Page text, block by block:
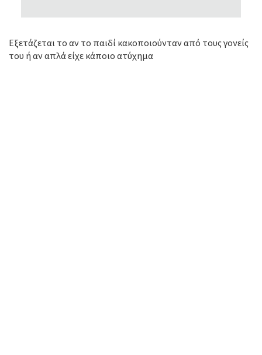
Εξετάζεται το αν το παιδί κακοποιούνταν από τους γονείς
του ή αν απλά είχε κάποιο ατύχημα